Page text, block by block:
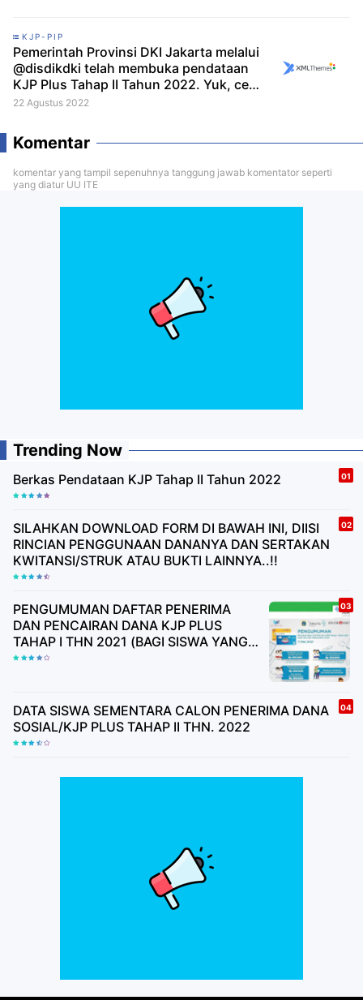
KJP-PIP
Pemerintah Provinsi DKI Jakarta melalui
@disdikdki telah membuka pendataan
KJP Plus Tahap II Tahun 2022. Yuk, cek
infografik berikut untuk lengkapnya!
22 Agustus 2022
Komentar
komentar yang tampil sepenuhnya tanggung jawab komentator seperti
yang diatur UU ITE
Trending Now
Berkas Pendataan KJP Tahap II Tahun 2022
SILAHKAN DOWNLOAD FORM DI BAWAH INI, DIISI
RINCIAN PENGGUNAAN DANANYA DAN SERTAKAN
KWITANSI/STRUK ATAU BUKTI LAINNYA..!!
PENGUMUMAN DAFTAR PENERIMA
DAN PENCAIRAN DANA KJP PLUS
TAHAP I THN 2021 (BAGI SISWA YANG
BELUM MEMILIKI BUKU TABUNGAN
DATA SISWA SEMENTARA CALON PENERIMA DANA
SOSIAL/KJP PLUS TAHAP II THN. 2022